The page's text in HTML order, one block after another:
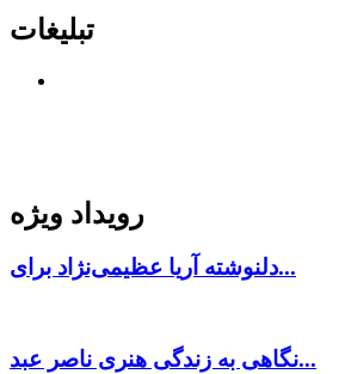
تبلیغات
رویداد ویژه
دلنوشته آریا عظیمی‌نژاد برای...
نگاهی به زندگی هنری ناصر عبد...